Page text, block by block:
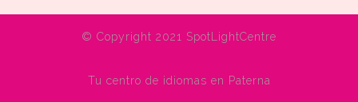
© Copyright 2021 SpotLightCentre
Tu centro de idiomas en Paterna